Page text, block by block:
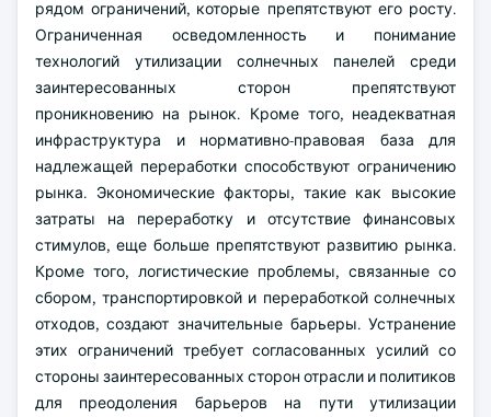
рядом ограничений, которые препятствуют его росту.
Ограниченная осведомленность и понимание
технологий утилизации солнечных панелей среди
заинтересованных сторон препятствуют
проникновению на рынок. Кроме того, неадекватная
инфраструктура и нормативно-правовая база для
надлежащей переработки способствуют ограничению
рынка. Экономические факторы, такие как высокие
затраты на переработку и отсутствие финансовых
стимулов, еще больше препятствуют развитию рынка.
Кроме того, логистические проблемы, связанные со
сбором, транспортировкой и переработкой солнечных
отходов, создают значительные барьеры. Устранение
этих ограничений требует согласованных усилий со
стороны заинтересованных сторон отрасли и политиков
для преодоления барьеров на пути утилизации